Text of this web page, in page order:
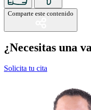
Comparte este contenido
¿Necesitas una
Solicita tu cita